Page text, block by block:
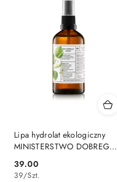
Lipa hydrolat ekologiczny
MINISTERSTWO DOBREGO
MYDŁA 100 ml
Cena:
39.00
39/Szt.